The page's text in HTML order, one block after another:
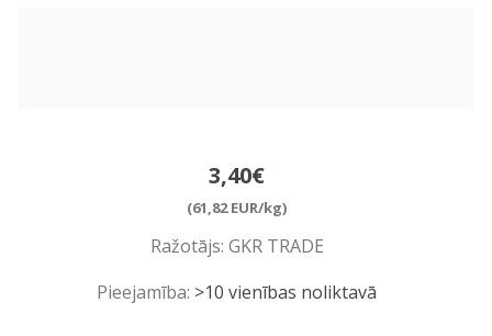
3,40€
(61,82 EUR/kg)
Ražotājs: GKR TRADE
Pieejamība: >10 vienības noliktavā